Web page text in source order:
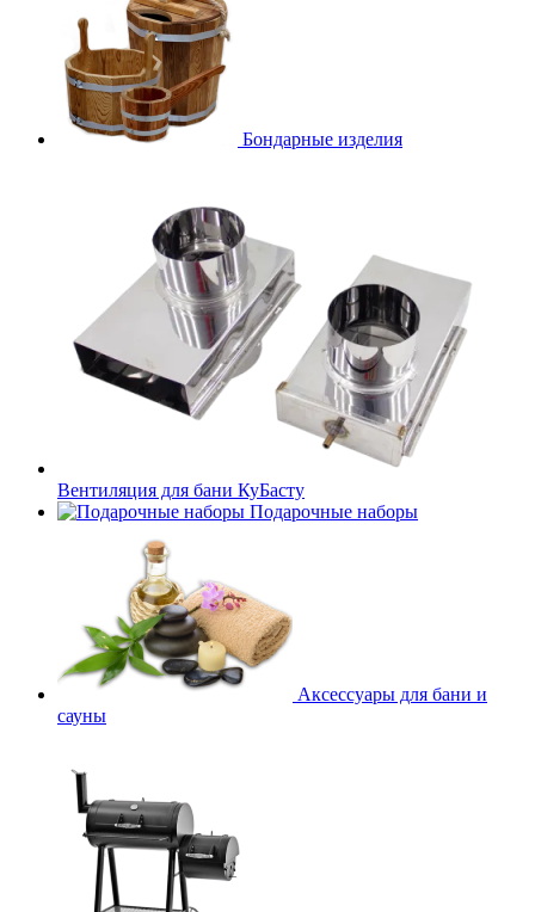
Бондарные изделия
Вентиляция для бани КуБасту
Подарочные наборы
Аксессуары для бани и
сауны